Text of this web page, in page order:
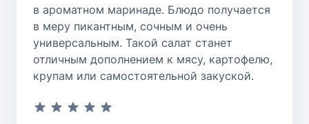
в ароматном маринаде. Блюдо получается
в меру пикантным, сочным и очень
универсальным. Такой салат станет
отличным дополнением к мясу, картофелю,
крупам или самостоятельной закуской.